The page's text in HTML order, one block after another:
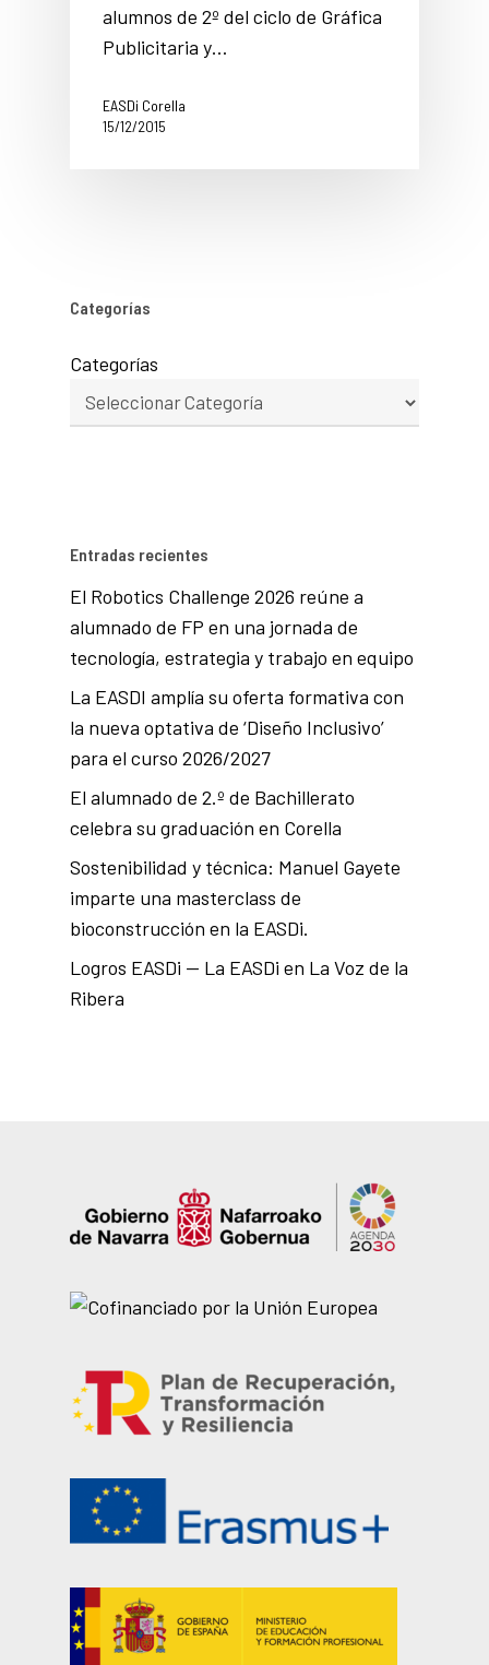
alumnos de 2º del ciclo de Gráfica
Publicitaria y…
EASDi Corella
15/12/2015
Categorías
Categorías
Entradas recientes
El Robotics Challenge 2026 reúne a
alumnado de FP en una jornada de
tecnología, estrategia y trabajo en equipo
La EASDI amplía su oferta formativa con
la nueva optativa de ‘Diseño Inclusivo’
para el curso 2026/2027
El alumnado de 2.º de Bachillerato
celebra su graduación en Corella
Sostenibilidad y técnica: Manuel Gayete
imparte una masterclass de
bioconstrucción en la EASDi.
Logros EASDi — La EASDi en La Voz de la
Ribera